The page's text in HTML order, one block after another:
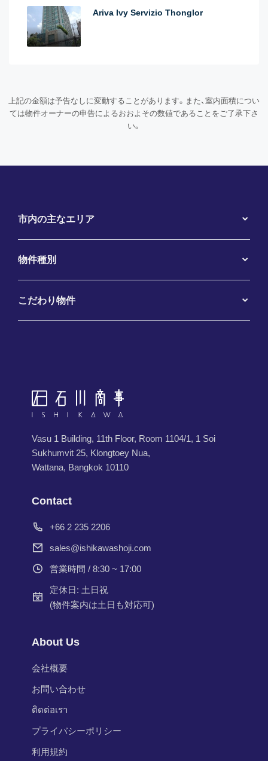
Ariva Ivy Servizio Thonglor
上記の金額は予告なしに変動することがあります。また、室内面積につい
ては物件オーナーの申告によるおおよその数値であることをご了承下さ
い。
市内の主なエリア
物件種別
こだわり物件
Vasu 1 Building, 11th Floor, Room 1104/1, 1 Soi
Sukhumvit 25, Klongtoey Nua,
Wattana, Bangkok 10110
Contact
+66 2 235 2206
sales@ishikawashoji.com
営業時間 / 8:30 ~ 17:00
定休日: 土日祝
(物件案内は土日も対応可)
About Us
会社概要
お問い合わせ
ติดต่อเรา
プライバシーポリシー
利用規約